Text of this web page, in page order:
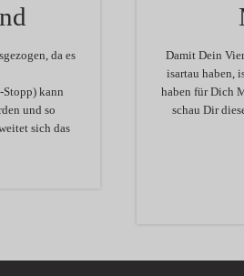
da es
kann
und so
sich das
Damit Dein
isartau haben,
haben für Dich
schau Dir